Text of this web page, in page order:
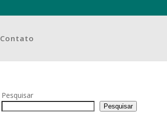
Contato
Pesquisar
Pesquisar